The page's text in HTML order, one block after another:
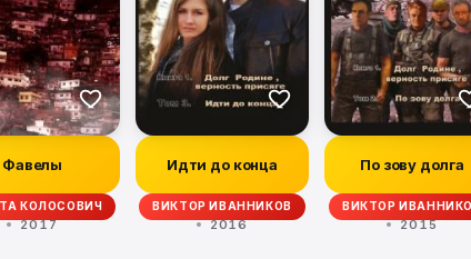
Фавелы
КОЛОСОВИЧ
2017
Идти до конца
ВИКТОР ИВАННИКОВ
2016
По зову долга
ВИКТОР
2015